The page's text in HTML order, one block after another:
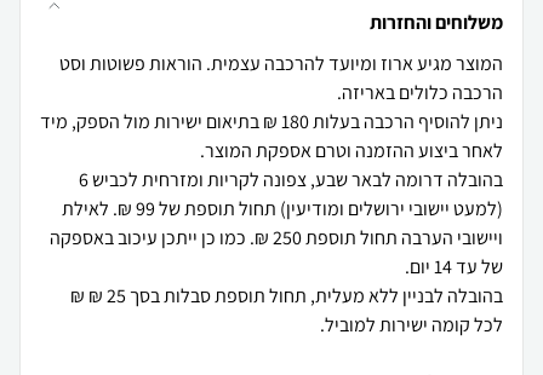
משלוחים והחזרות
המוצר מגיע ארוז ומיועד להרכבה עצמית. הוראות פשוטות וסט
ניתן להוסיף הרכבה בעלות 180 ₪ בתיאום ישירות מול הספק, מיד
בהובלה דרומה לבאר שבע, צפונה לקריות ומזרחית לכביש 6
(למעט יישובי ירושלים ומודיעין) תחול תוספת של 99 ₪. לאילת
ויישובי הערבה תחול תוספת 250 ₪. כמו כן ייתכן עיכוב באספקה
בהובלה לבניין ללא מעלית, תחול תוספת סבלות בסך 25 ₪ ₪
לכל קומה ישירות למוביל.